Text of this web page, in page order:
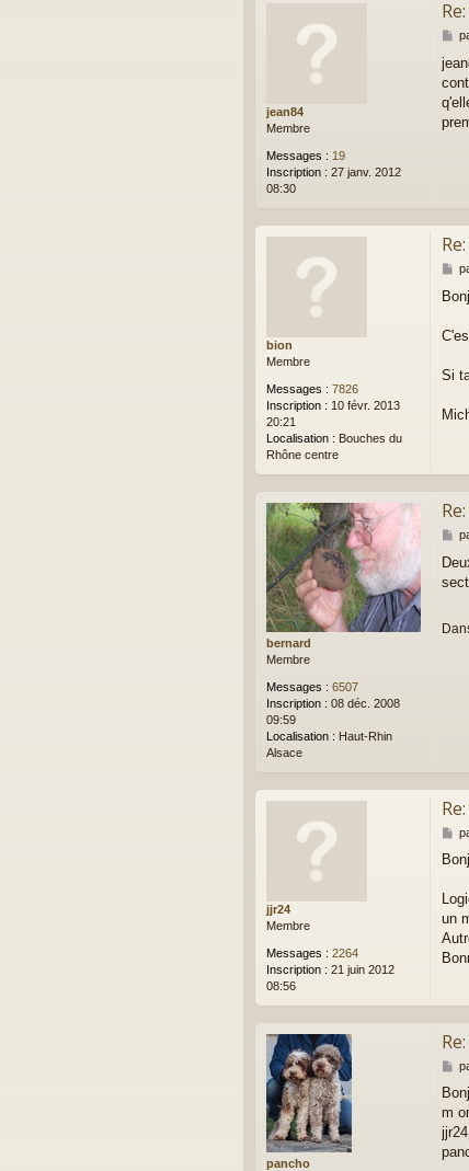
jean84
Membre
Messages : 19
Inscription : 27 janv. 2012
08:30
M
s
s
a
bion
Membre
Messages : 7826
Inscription : 10 févr. 2013
20:21
Localisation : Bouches du
Rhône centre
M
s
a
Si
bernard
Membre
Messages : 6507
Inscription : 08 déc. 2008
09:59
Localisation : Haut-Rhin
Alsace
M
s
s
e
jjr24
Membre
Messages : 2264
Inscription : 21 juin 2012
08:56
M
s
a
g
un
pancho
M
s
s
a
g
m